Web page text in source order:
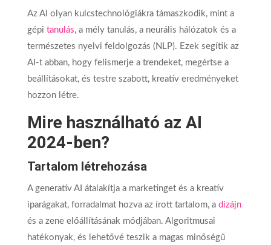
Az AI olyan kulcstechnológiákra támaszkodik, mint a
gépi tanulás, a mély tanulás, a neurális hálózatok és a
természetes nyelvi feldolgozás (NLP). Ezek segítik az
AI-t abban, hogy felismerje a trendeket, megértse a
beállításokat, és testre szabott, kreatív eredményeket
hozzon létre.
Mire használható az AI
2024-ben?
Tartalom létrehozása
A generatív AI átalakítja a marketinget és a kreatív
iparágakat, forradalmat hozva az írott tartalom, a dizájn
és a zene előállításának módjában. Algoritmusai
hatékonyak, és lehetővé teszik a magas minőségű